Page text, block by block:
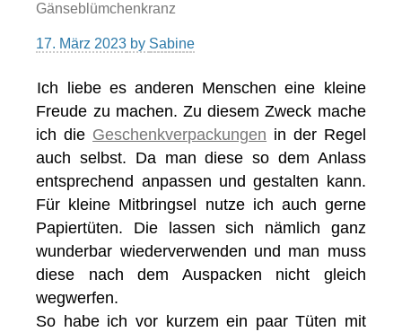
Gänseblümchenkranz
17. März 2023 by Sabine
Ich liebe es anderen Menschen eine kleine
Freude zu machen. Zu diesem Zweck mache
ich die Geschenkverpackungen in der Regel
auch selbst. Da man diese so dem Anlass
entsprechend anpassen und gestalten kann.
Für kleine Mitbringsel nutze ich auch gerne
Papiertüten. Die lassen sich nämlich ganz
wunderbar wiederverwenden und man muss
diese nach dem Auspacken nicht gleich
wegwerfen.
So habe ich vor kurzem ein paar Tüten mit